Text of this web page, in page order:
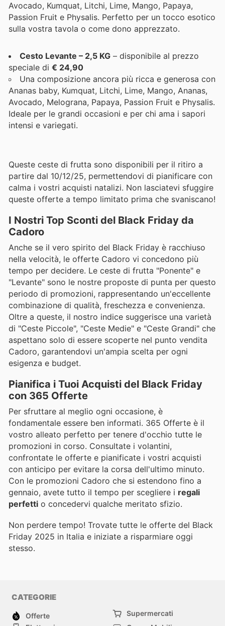
Avocado, Kumquat, Litchi, Lime, Mango, Papaya,
Passion Fruit e Physalis. Perfetto per un tocco esotico
sulla vostra tavola o come dono apprezzato.
Cesto Levante – 2,5 KG – disponibile al prezzo
speciale di € 24,90
Una composizione ancora più ricca e generosa con
Ananas baby, Kumquat, Litchi, Lime, Mango, Ananas,
Avocado, Melograna, Papaya, Passion Fruit e Physalis.
Ideale per le grandi occasioni e per chi ama i sapori
intensi e variegati.
Queste ceste di frutta sono disponibili per il ritiro a
partire dal 10/12/25, permettendovi di pianificare con
calma i vostri acquisti natalizi. Non lasciatevi sfuggire
queste offerte a tempo limitato prima che svaniscano!
I Nostri Top Sconti del Black Friday da
Cadoro
Anche se il vero spirito del Black Friday è racchiuso
nella velocità, le offerte Cadoro vi concedono più
tempo per decidere. Le ceste di frutta "Ponente" e
"Levante" sono le nostre proposte di punta per questo
periodo di promozioni, rappresentando un'eccellente
combinazione di qualità, freschezza e convenienza.
Oltre a queste, il nostro indice suggerisce una varietà
di "Ceste Piccole", "Ceste Medie" e "Ceste Grandi" che
aspettano solo di essere scoperte nel punto vendita
Cadoro, garantendovi un'ampia scelta per ogni
esigenza e budget.
Pianifica i Tuoi Acquisti del Black Friday
con 365 Offerte
Per sfruttare al meglio ogni occasione, è
fondamentale essere ben informati. 365 Offerte è il
vostro alleato perfetto per tenere d'occhio tutte le
promozioni in corso. Consultate i volantini,
confrontate le offerte e pianificate i vostri acquisti
con anticipo per evitare la corsa dell'ultimo minuto.
Con le promozioni Cadoro che si estendono fino a
gennaio, avete tutto il tempo per scegliere i regali
perfetti o concedervi qualche meritato sfizio.
Non perdere tempo! Trovate tutte le offerte del Black
Friday 2025 in Italia e iniziate a risparmiare oggi
stesso.
CATEGORIE
Offerte
Supermercati